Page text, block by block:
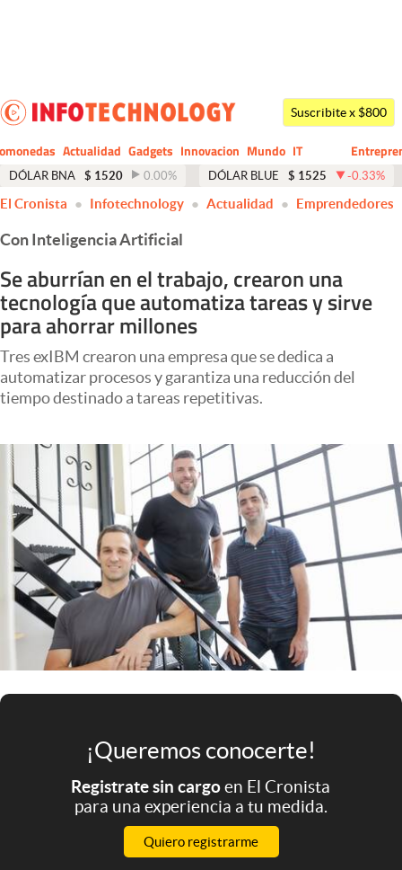
Dólar
Economía y Política
Finanzas y Mercados
Mercados Online
Negocios
Columnistas
Apertura
Clase
Clima
Mundial 2026
Eventos Corporativos
El Cronista Studio
Mediakit
abre en nueva pestaña
Argentina
Suscribite x $800
Actualidad Gadgets Innovacion Mundo
CIO
IT
Business
DÓLAR BNA $ 1520 0.00% DÓLAR BLUE $ 1525 -0.33%
El Cronista Infotechnology Actualidad Emprendedores
Con Inteligencia Artificial
Se aburrían en el trabajo, crearon una
tecnología que automatiza tareas y sirve
para ahorrar millones
Tres exIBM crearon una empresa que se dedica a
automatizar procesos y garantiza una reducción del
tiempo destinado a tareas repetitivas.
¡Queremos conocerte!
Registrate sin cargoen El Cronista
para una experiencia a tu medida.
Quiero registrarme